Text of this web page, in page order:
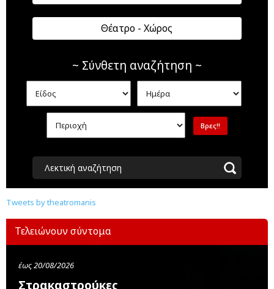
Θέατρο - Χώρος
~ Σύνθετη αναζήτηση ~
Λεκτική αναζήτηση
Tweets by theatromanis
Τελειώνουν σύντομα
έως 20/08/2026
Στρακαστρούκες